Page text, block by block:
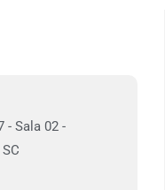
- Sala 02 -